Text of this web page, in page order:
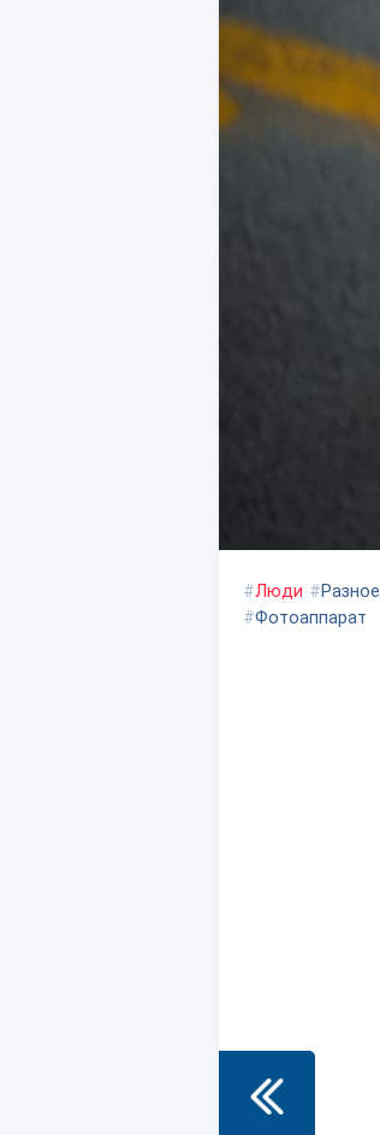
#Люди #Разное
#Фотоаппарат